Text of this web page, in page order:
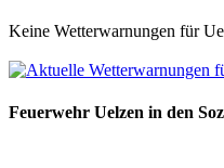
Keine Wetterwarnungen für
Feuerwehr Uelzen in den